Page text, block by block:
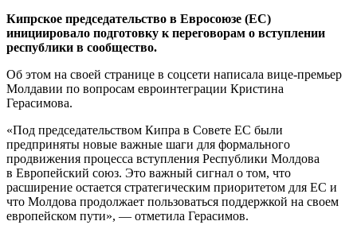
Кипрское председательство в Евросоюзе (ЕС)
инициировало подготовку к переговорам о вступлении
республики в сообщество.
Об этом на своей странице в соцсети написала вице-премьер
Молдавии по вопросам евроинтеграции Кристина
Герасимова.
«Под председательством Кипра в Совете ЕС были
предприняты новые важные шаги для формального
продвижения процесса вступления Республики Молдова
в Европейский союз. Это важный сигнал о том, что
расширение остается стратегическим приоритетом для ЕС и
что Молдова продолжает пользоваться поддержкой на своем
европейском пути», — отметила Герасимов.